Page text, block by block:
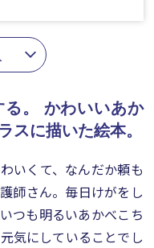
。
かわいいあか
スに描いた絵本。
いくて、なんだか頼も
師さん。毎日けがをし
つも明るいあかべこち
気にしていることでし